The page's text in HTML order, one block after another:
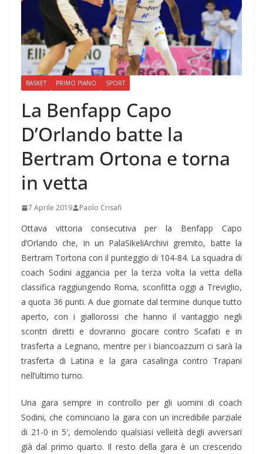
BASKET PRIMO PIANO SPORT
La Benfapp Capo
D’Orlando batte la
Bertram Ortona e torna
in vetta
7 Aprile 2019 Paolo Crisafi
Ottava vittoria consecutiva per la Benfapp Capo
d’Orlando che, in un PalaSikeliArchivi gremito, batte la
Bertram Tortona con il punteggio di 104-84. La squadra di
coach Sodini aggancia per la terza volta la vetta della
classifica raggiungendo Roma, sconfitta oggi a Treviglio,
a quota 36 punti. A due giornate dal termine dunque tutto
aperto, con i giallorossi che hanno il vantaggio negli
scontri diretti e dovranno giocare contro Scafati e in
trasferta a Legnano, mentre per i biancoazzurri ci sarà la
trasferta di Latina e la gara casalinga contro Trapani
nell’ultimo turno.
Una gara sempre in controllo per gli uomini di coach
Sodini, che cominciano la gara con un incredibile parziale
di 21-0 in 5′, demolendo qualsiasi velleità degli avversari
già dal primo quarto. Il resto della gara è un crescendo